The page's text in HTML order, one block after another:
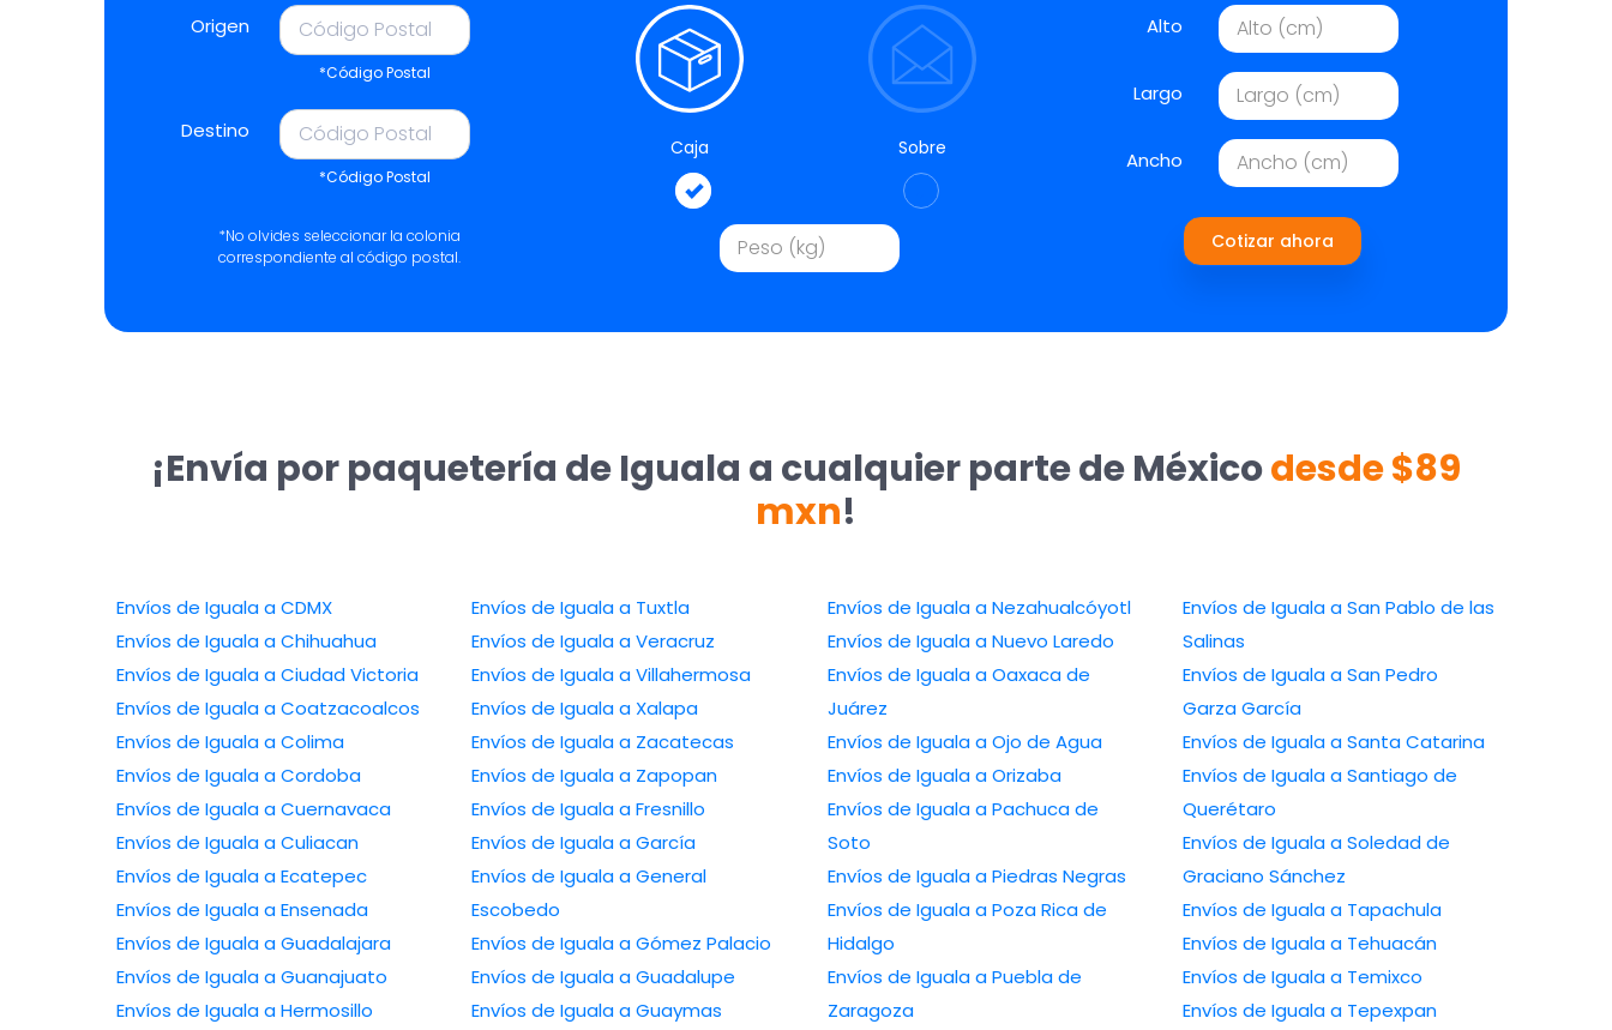
Origen
*Código Postal
Destino
*Código Postal
*No olvides seleccionar la colonia
correspondiente al código postal.
Caja Sobre
Alto
Largo
Ancho
Cotizar ahora
¡Envía por paquetería de Iguala a cualquier parte de Méxicodesde $89
mxn!
Envíos de Iguala a CDMX
Envíos de Iguala a Chihuahua
Envíos de Iguala a Ciudad Victoria
Envíos de Iguala a Coatzacoalcos
Envíos de Iguala a Colima
Envíos de Iguala a Cordoba
Envíos de Iguala a Cuernavaca
Envíos de Iguala a Culiacan
Envíos de Iguala a Ecatepec
Envíos de Iguala a Ensenada
Envíos de Iguala a Guadalajara
Envíos de Iguala a Guanajuato
Envíos de Iguala a Hermosillo
Envíos de Iguala a Tuxtla
Envíos de Iguala a Veracruz
Envíos de Iguala a Villahermosa
Envíos de Iguala a Xalapa
Envíos de Iguala a Zacatecas
Envíos de Iguala a Zapopan
Envíos de Iguala a Fresnillo
Envíos de Iguala a García
Envíos de Iguala a General
Escobedo
Envíos de Iguala a Gómez Palacio
Envíos de Iguala a Guadalupe
Envíos de Iguala a Guaymas
Envíos de Iguala a Nezahualcóyotl
Envíos de Iguala a Nuevo Laredo
Envíos de Iguala a Oaxaca de
Juárez
Envíos de Iguala a Ojo de Agua
Envíos de Iguala a Orizaba
Envíos de Iguala a Pachuca de
Soto
Envíos de Iguala a Piedras Negras
Envíos de Iguala a Poza Rica de
Hidalgo
Envíos de Iguala a Puebla de
Zaragoza
Envíos de Iguala a San Pablo de las
Salinas
Envíos de Iguala a San Pedro
Garza García
Envíos de Iguala a Santa Catarina
Envíos de Iguala a Santiago de
Querétaro
Envíos de Iguala a Soledad de
Graciano Sánchez
Envíos de Iguala a Tapachula
Envíos de Iguala a Tehuacán
Envíos de Iguala a Temixco
Envíos de Iguala a Tepexpan